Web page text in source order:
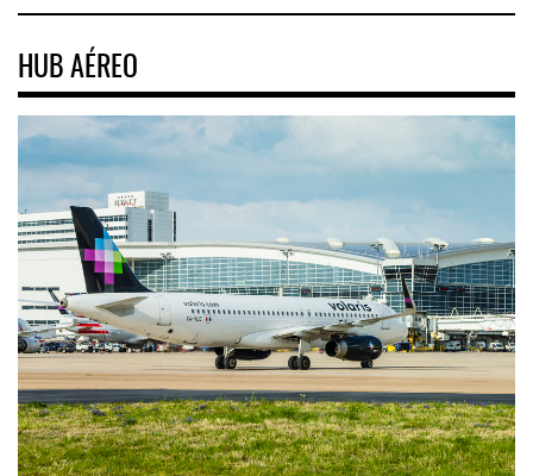
HUB AÉREO